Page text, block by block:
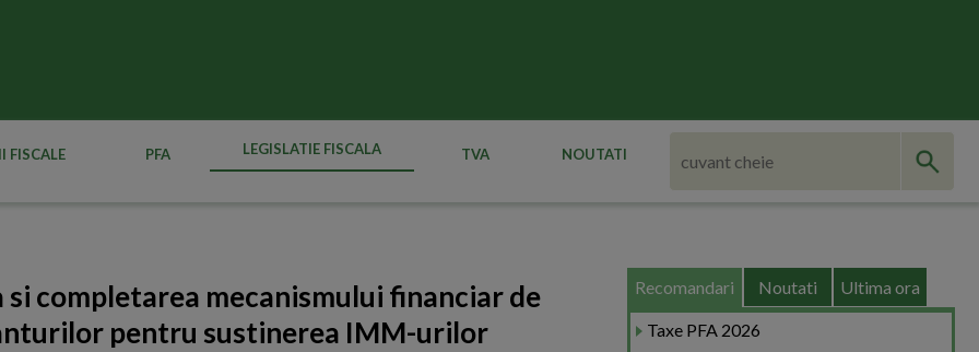
FISCALE PFA LEGISLATIE FISCALA TVA NOUTATI
completarea mecanismului financiar de
pentru sustinerea IMM-urilor
Recomandari Noutati Ultima ora
Taxe PFA 2026